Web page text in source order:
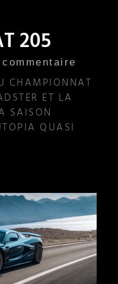
205
CHAMPIONNAT
ET LA
SAISON
QUASI